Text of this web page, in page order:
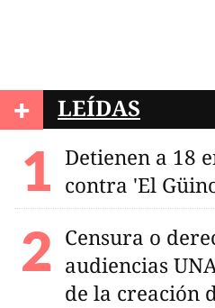
+ LEÍDAS
Detienen a 18
contra 'El
Censura o
audiencias
de la creación